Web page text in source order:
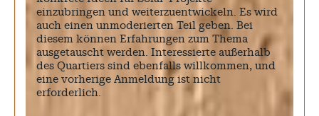
einzubringen und weiterzuentwickeln. Es wird
auch einen unmoderierten Teil geben. Bei
diesem können Erfahrungen zum Thema
ausgetauscht werden. Interessierte außerhalb
des Quartiers sind ebenfalls willkommen, und
eine vorherige Anmeldung ist nicht
erforderlich.